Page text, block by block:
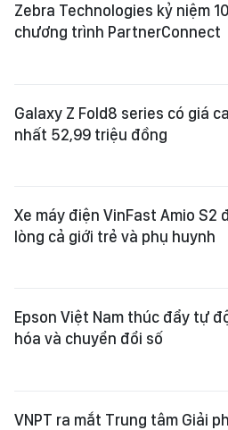
Zebra Technologies kỷ niệm
chương trình PartnerConnect
Galaxy Z Fold8 series có giá
nhất 52,99 triệu đồng
Xe máy điện VinFast Amio S2
lòng cả giới trẻ và phụ huynh
Epson Việt Nam thúc đẩy tự
hóa và chuyển đổi số
VNPT ra mắt Trung tâm Giải